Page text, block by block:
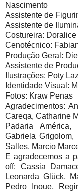
Nascimento
Assistente de
Assistente de
Costureira: Doralice
Cenotécnico:
Produção Geral:
Assistente de
Ilustrações: Poty
Identidade Visual:
Fotos: Kraw Penas
Agradecimentos:
Careqa, Catharine
Padaria
Gabriela Grigolom,
Salles, Marcio
E agradecemos a
off: Cassia
Leonarda Glück,
Pedro Inoue,